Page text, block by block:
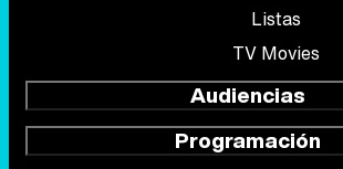
Listas
TV Movies
Audiencias
Programación